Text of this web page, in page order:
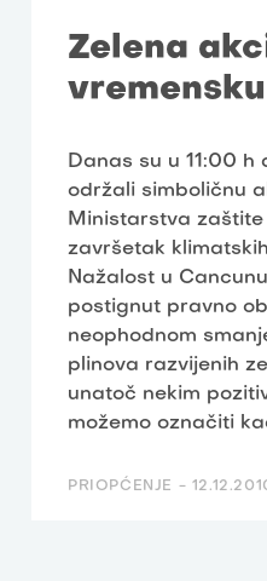
Zelena
Danas su u 11:00
održali simboličnu
Ministarstva
završetak
Nažalost u
postignut pravno
neophodnom
plinova razvijenih
unatoč nekim
možemo označiti
PRIOPĆENJE -